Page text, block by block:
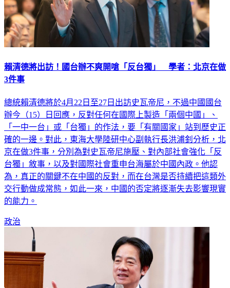
賴清德將出訪！國台辦不爽開嗆「反台獨」 學者：北京在做
3件事
總統賴清德將於4月22日至27日出訪史瓦帝尼，不過中國國台
辦今（15）日回應，反對任何在國際上製造「兩個中國」、
「一中一台」或「台獨」的作法，要「有關國家」站到歷史正
確的一邊。對此，東海大學陸研中心副執行長洪浦釗分析，北
京在做3件事，分別為對史瓦帝尼施壓、對內部社會強化「反
台獨」敘事，以及對國際社會重申台海屬於中國內政。他認
為，真正的關鍵不在中國的反對，而在台灣是否持續把這類外
交行動做成常態，如此一來，中國的否定將逐漸失去影響現實
的能力。
政治